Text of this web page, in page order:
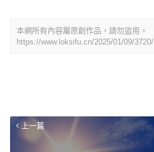
本網所有內容屬原創作品，請勿盜用。
https://www.loksifu.cn/2025/01/09/3720/
上一篇